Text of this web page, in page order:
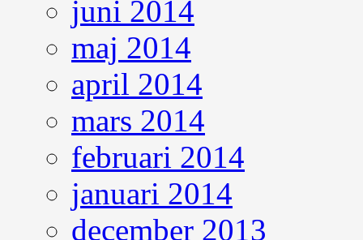
juni 2014
maj 2014
april 2014
mars 2014
februari 2014
januari 2014
december 2013